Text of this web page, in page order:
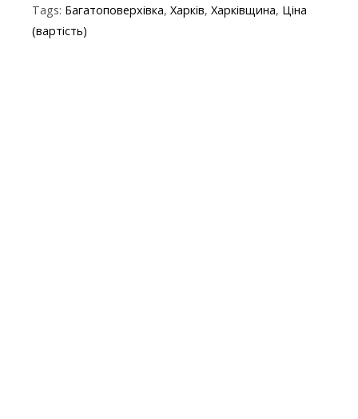
b er gr s p
Tags: Багатоповерхівка, Харків, Харківщина, Ціна
(вартість)